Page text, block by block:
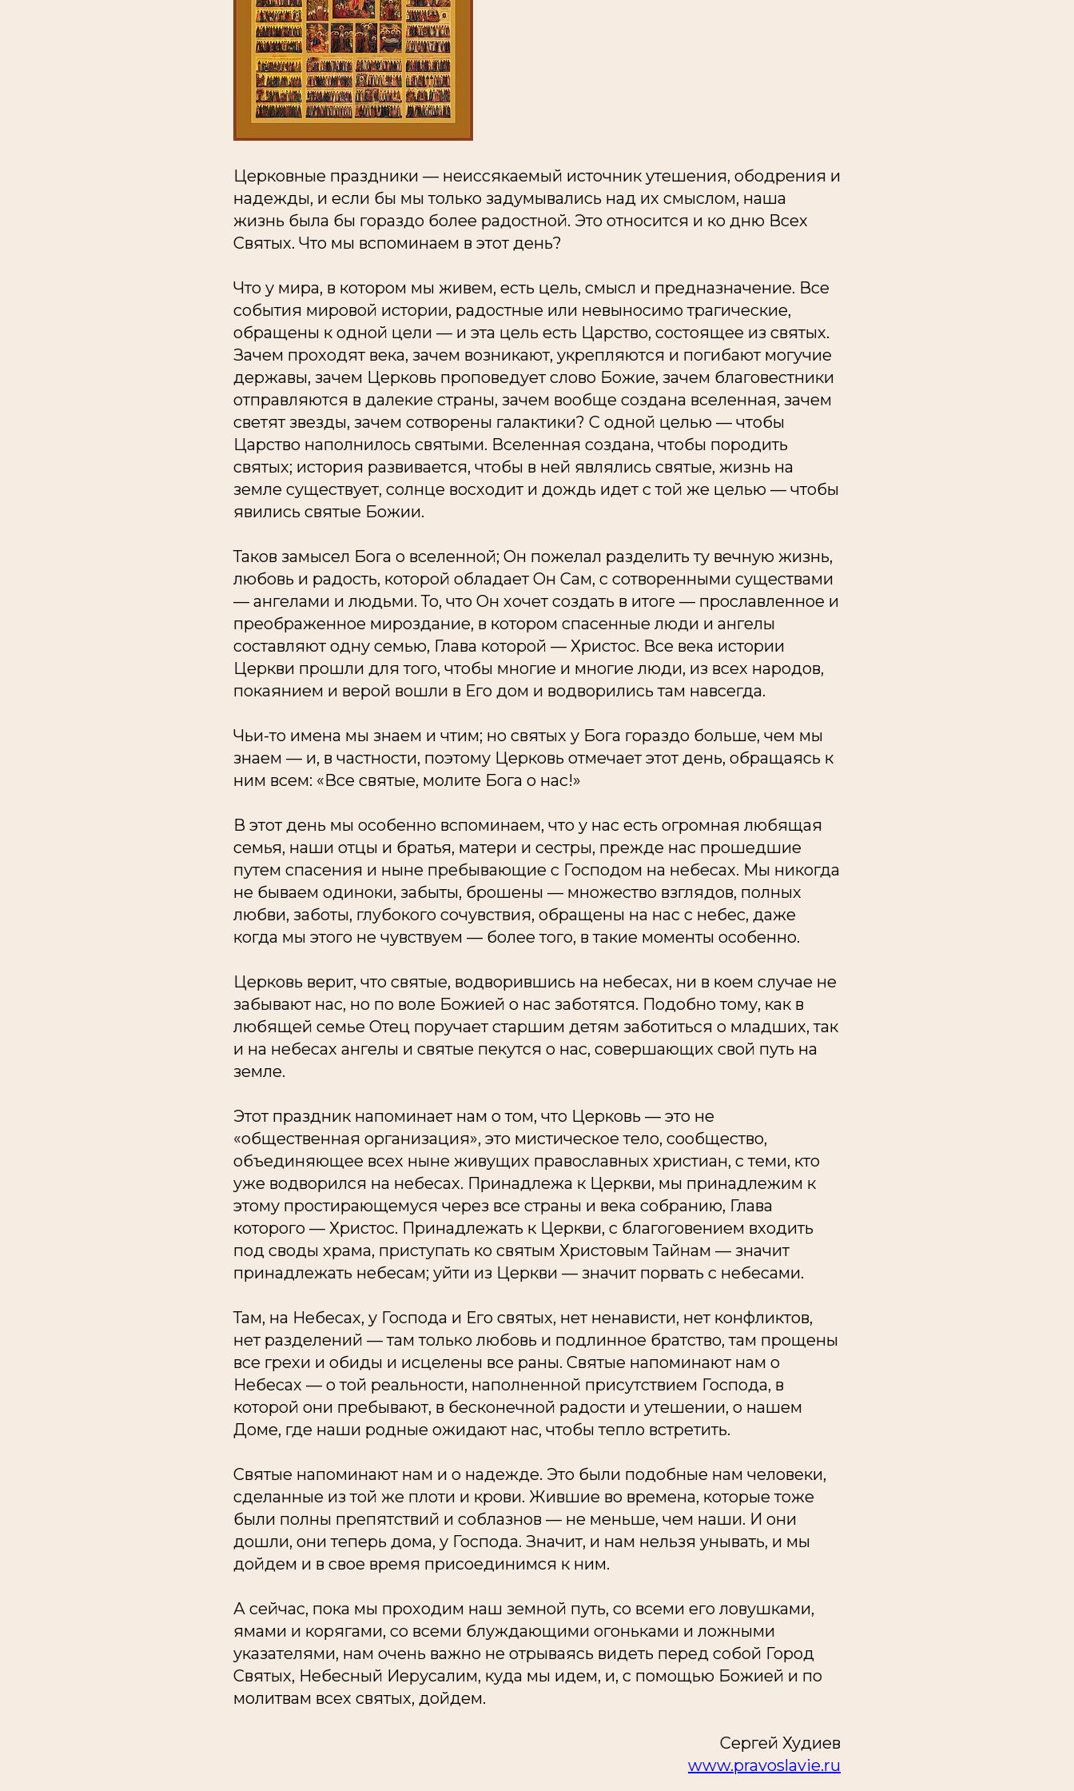
Церковные праздники — неиссякаемый источник утешения, ободрения и
надежды, и если бы мы только задумывались над их смыслом, наша
жизнь была бы гораздо более радостной. Это относится и ко дню Всех
Святых. Что мы вспоминаем в этот день?
Что у мира, в котором мы живем, есть цель, смысл и предназначение. Все
события мировой истории, радостные или невыносимо трагические,
обращены к одной цели — и эта цель есть Царство, состоящее из святых.
Зачем проходят века, зачем возникают, укрепляются и погибают могучие
державы, зачем Церковь проповедует слово Божие, зачем благовестники
отправляются в далекие страны, зачем вообще создана вселенная, зачем
светят звезды, зачем сотворены галактики? С одной целью — чтобы
Царство наполнилось святыми. Вселенная создана, чтобы породить
святых; история развивается, чтобы в ней являлись святые, жизнь на
земле существует, солнце восходит и дождь идет с той же целью — чтобы
явились святые Божии.
Таков замысел Бога о вселенной; Он пожелал разделить ту вечную жизнь,
любовь и радость, которой обладает Он Сам, с сотворенными существами
— ангелами и людьми. То, что Он хочет создать в итоге — прославленное и
преображенное мироздание, в котором спасенные люди и ангелы
составляют одну семью, Глава которой — Христос. Все века истории
Церкви прошли для того, чтобы многие и многие люди, из всех народов,
покаянием и верой вошли в Его дом и водворились там навсегда.
Чьи-то имена мы знаем и чтим; но святых у Бога гораздо больше, чем мы
знаем — и, в частности, поэтому Церковь отмечает этот день, обращаясь к
ним всем: «Все святые, молите Бога о нас!»
В этот день мы особенно вспоминаем, что у нас есть огромная любящая
семья, наши отцы и братья, матери и сестры, прежде нас прошедшие
путем спасения и ныне пребывающие с Господом на небесах. Мы никогда
не бываем одиноки, забыты, брошены — множество взглядов, полных
любви, заботы, глубокого сочувствия, обращены на нас с небес, даже
когда мы этого не чувствуем — более того, в такие моменты особенно.
Церковь верит, что святые, водворившись на небесах, ни в коем случае не
забывают нас, но по воле Божией о нас заботятся. Подобно тому, как в
любящей семье Отец поручает старшим детям заботиться о младших, так
и на небесах ангелы и святые пекутся о нас, совершающих свой путь на
земле.
Этот праздник напоминает нам о том, что Церковь — это не
«общественная организация», это мистическое тело, сообщество,
объединяющее всех ныне живущих православных христиан, с теми, кто
уже водворился на небесах. Принадлежа к Церкви, мы принадлежим к
этому простирающемуся через все страны и века собранию, Глава
которого — Христос. Принадлежать к Церкви, с благоговением входить
под своды храма, приступать ко святым Христовым Тайнам — значит
принадлежать небесам; уйти из Церкви — значит порвать с небесами.
Там, на Небесах, у Господа и Его святых, нет ненависти, нет конфликтов,
нет разделений — там только любовь и подлинное братство, там прощены
все грехи и обиды и исцелены все раны. Святые напоминают нам о
Небесах — о той реальности, наполненной присутствием Господа, в
которой они пребывают, в бесконечной радости и утешении, о нашем
Доме, где наши родные ожидают нас, чтобы тепло встретить.
Святые напоминают нам и о надежде. Это были подобные нам человеки,
сделанные из той же плоти и крови. Жившие во времена, которые тоже
были полны препятствий и соблазнов — не меньше, чем наши. И они
дошли, они теперь дома, у Господа. Значит, и нам нельзя унывать, и мы
дойдем и в свое время присоединимся к ним.
А сейчас, пока мы проходим наш земной путь, со всеми его ловушками,
ямами и корягами, со всеми блуждающими огоньками и ложными
указателями, нам очень важно не отрываясь видеть перед собой Город
Святых, Небесный Иерусалим, куда мы идем, и, с помощью Божией и по
молитвам всех святых, дойдем.
Сергей Худиев
www.pravoslavie.ru